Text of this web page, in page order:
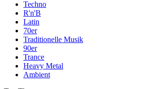
Techno
R'n'B
Latin
70er
Traditionelle Musik
90er
Trance
Heavy Metal
Ambient